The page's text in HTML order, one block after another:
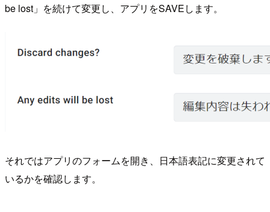
be lost」を続けて変更し、アプリをSAVEします。
それではアプリのフォームを開き、日本語表記に変更されて
いるかを確認します。